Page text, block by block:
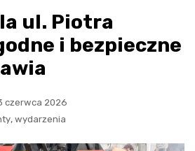
ul. Piotra
i bezpieczne
czerwca 2026
, wydarzenia